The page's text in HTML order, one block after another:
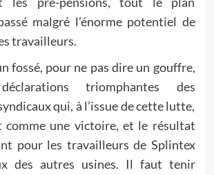
malgré l’énorme potentiel de
travailleurs.
fossé, pour ne pas dire un gouffre,
triomphantes des
qui, à l’issue de cette lutte,
comme une victoire, et le résultat
pour les travailleurs de Splintex
des autres usines. Il faut tenir